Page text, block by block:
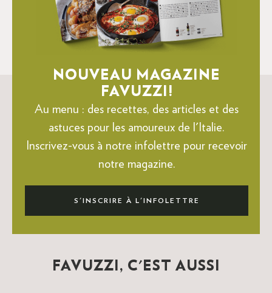
NOUVEAU MAGAZINE
FAVUZZI!
Au menu : des recettes, des articles et des
astuces pour les amoureux de l'Italie.
Inscrivez-vous à notre infolettre pour recevoir
notre magazine.
S'INSCRIRE À L'INFOLETTRE
FAVUZZI, C'EST AUSSI